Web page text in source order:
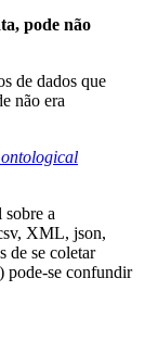
pode não
de dados que
não era
a
XML, json,
de se coletar
pode-se confundir